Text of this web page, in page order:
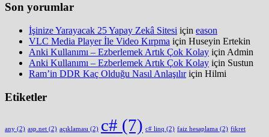
Son yorumlar
İşinize Yarayacak 25 Yapay Zekâ Sitesi için eason
VLC Media Player İle Video Kırpma için Huseyin Ertekin
Anki Kullanımı – Ezberlemek Artık Çok Kolay için Admin
Anki Kullanımı – Ezberlemek Artık Çok Kolay için Sustun
Ram’in DDR Kaç Olduğu Nasıl Anlaşılıriçin Hilmi
Etiketler
any (2) asp.net (2) açıklaması (2) c# (7) c# linq (2) faiz hesaplama (2) fikret